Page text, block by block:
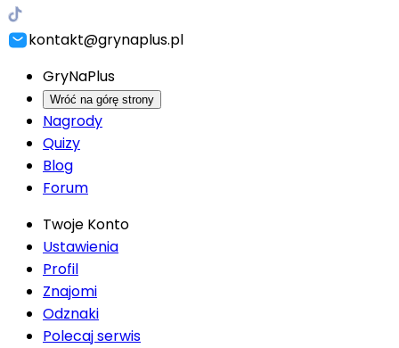
kontakt@grynaplus.pl
GryNaPlus
Wróć na górę strony
Nagrody
Quizy
Blog
Forum
Twoje Konto
Ustawienia
Profil
Znajomi
Odznaki
Polecaj serwis